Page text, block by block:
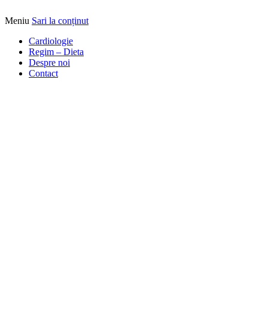
DrBendo.ro
Alimentatia sa iti fie medicatia
Meniu Sari la conținut
Cardiologie
Regim – Dieta
Despre noi
Contact